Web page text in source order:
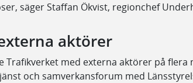
säger Staffan Ökvist, regionchef
aktörer
Trafikverket med externa aktörer på flera
och samverkansforum med